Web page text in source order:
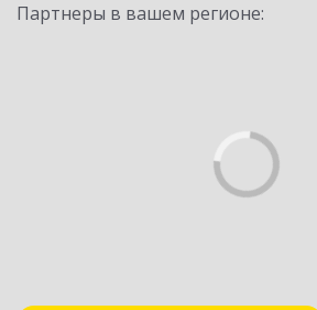
Партнеры в вашем регионе: